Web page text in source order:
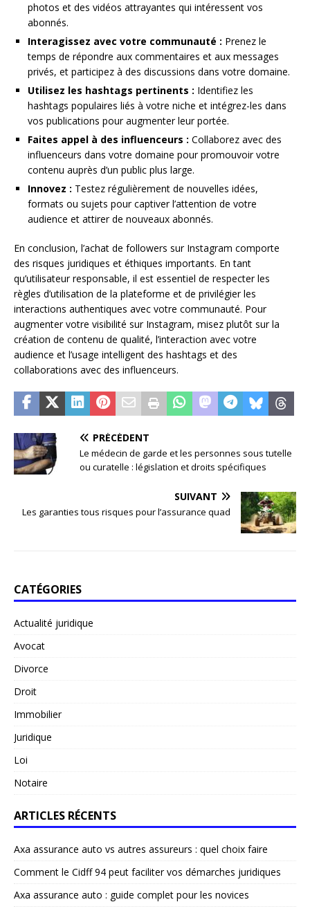
photos et des vidéos attrayantes qui intéressent vos
abonnés.
Interagissez avec votre communauté : Prenez le
temps de répondre aux commentaires et aux messages
privés, et participez à des discussions dans votre domaine.
Utilisez les hashtags pertinents : Identifiez les
hashtags populaires liés à votre niche et intégrez-les dans
vos publications pour augmenter leur portée.
Faites appel à des influenceurs : Collaborez avec des
influenceurs dans votre domaine pour promouvoir votre
contenu auprès d’un public plus large.
Innovez : Testez régulièrement de nouvelles idées,
formats ou sujets pour captiver l’attention de votre
audience et attirer de nouveaux abonnés.
En conclusion, l’achat de followers sur Instagram comporte
des risques juridiques et éthiques importants. En tant
qu’utilisateur responsable, il est essentiel de respecter les
règles d’utilisation de la plateforme et de privilégier les
interactions authentiques avec votre communauté. Pour
augmenter votre visibilité sur Instagram, misez plutôt sur la
création de contenu de qualité, l’interaction avec votre
audience et l’usage intelligent des hashtags et des
collaborations avec des influenceurs.
PRÉCÉDENT
Le médecin de garde et les personnes sous tutelle
ou curatelle : législation et droits spécifiques
SUIVANT
Les garanties tous risques pour l’assurance quad
CATÉGORIES
Actualité juridique
Avocat
Divorce
Droit
Immobilier
Juridique
Loi
Notaire
ARTICLES RÉCENTS
Axa assurance auto vs autres assureurs : quel choix faire
Comment le Cidff 94 peut faciliter vos démarches juridiques
Axa assurance auto : guide complet pour les novices